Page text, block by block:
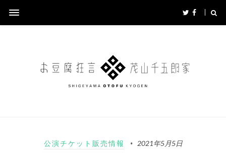
公演チケット販売情報 2021年5月5日